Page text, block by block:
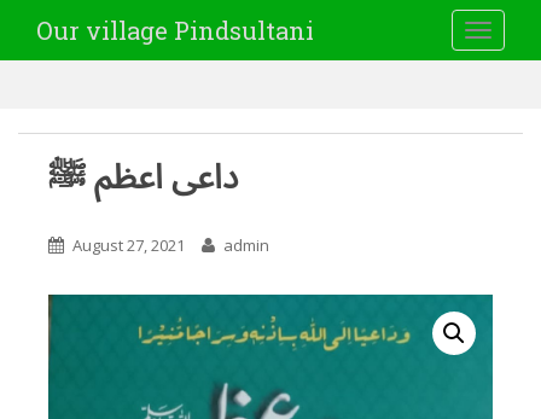
Our village Pindsultani
داعی اعظم ﷺ
August 27, 2021 admin